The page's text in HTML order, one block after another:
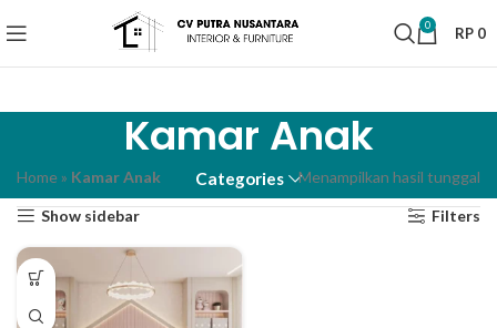
0 RP 0
Kamar Anak
Categories
Home» Kamar Anak Menampilkan hasil tunggal
Show sidebar Filters